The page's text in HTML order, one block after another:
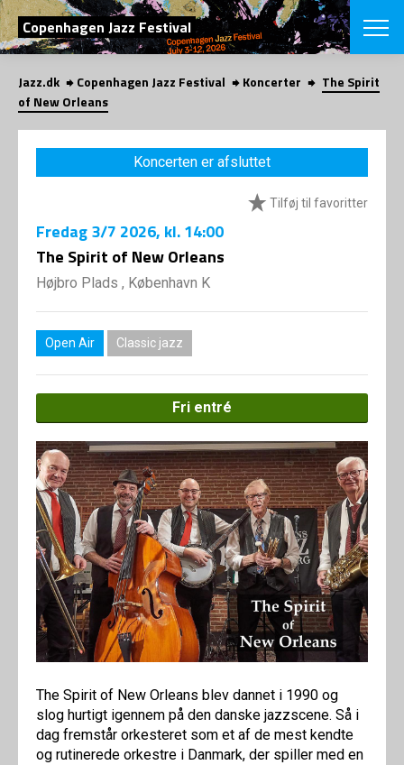
SØG
Copenhagen Jazz Festival
English
VÆLG
VINTERJAZZ
Temaer
LOCATIONS
Om fonden
SHOP
Jazz.dk Copenhagen Jazz Festival Koncerter
The Spirit
of New Orleans
Koncerten er afsluttet
Tilføj til favoritter
Fredag3/7 2026, kl. 14:00
The Spirit of New Orleans
Højbro Plads , København K
Open Air Classic jazz
Fri entré
The Spirit of New Orleans blev dannet i 1990 og
slog hurtigt igennem på den danske jazzscene. Så i
dag fremstår orkesteret som et af de mest kendte
og rutinerede orkestre i Danmark, der spiller med en